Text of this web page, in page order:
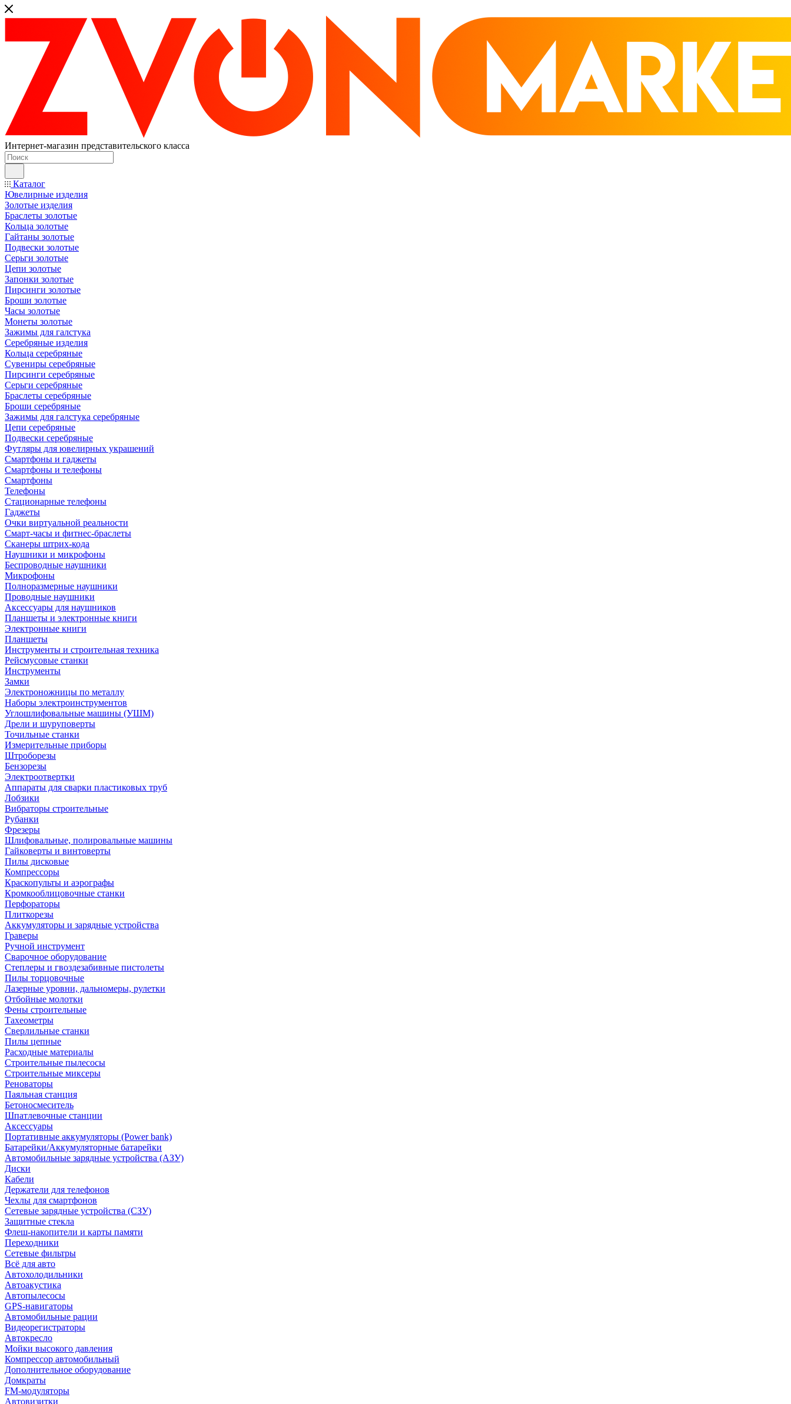
Интернет-магазин представительского класса
Каталог
Ювелирные изделия
Золотые изделия
Браслеты золотые
Кольца золотые
Гайтаны золотые
Подвески золотые
Серьги золотые
Цепи золотые
Запонки золотые
Пирсинги золотые
Броши золотые
Часы золотые
Монеты золотые
Зажимы для галстука
Серебряные изделия
Кольца серебряные
Сувениры серебряные
Пирсинги серебряные
Серьги серебряные
Браслеты серебряные
Броши серебряные
Зажимы для галстука серебряные
Цепи серебряные
Подвески серебряные
Футляры для ювелирных украшений
Смартфоны и гаджеты
Смартфоны и телефоны
Смартфоны
Телефоны
Стационарные телефоны
Гаджеты
Очки виртуальной реальности
Смарт-часы и фитнес-браслеты
Сканеры штрих-кода
Наушники и микрофоны
Беспроводные наушники
Микрофоны
Полноразмерные наушники
Проводные наушники
Аксессуары для наушников
Планшеты и электронные книги
Электронные книги
Планшеты
Инструменты и строительная техника
Рейсмусовые станки
Инструменты
Замки
Электроножницы по металлу
Наборы электроинструментов
Углошлифовальные машины (УШМ)
Дрели и шуруповерты
Точильные станки
Измерительные приборы
Штроборезы
Бензорезы
Электроотвертки
Аппараты для сварки пластиковых труб
Лобзики
Вибраторы строительные
Рубанки
Фрезеры
Шлифовальные, полировальные машины
Гайковерты и винтоверты
Пилы дисковые
Компрессоры
Краскопульты и аэрографы
Кромкооблицовочные станки
Перфораторы
Плиткорезы
Аккумуляторы и зарядные устройства
Граверы
Ручной инструмент
Сварочное оборудование
Степлеры и гвоздезабивные пистолеты
Пилы торцовочные
Лазерные уровни, дальномеры, рулетки
Отбойные молотки
Фены строительные
Тахеометры
Сверлильные станки
Пилы цепные
Расходные материалы
Строительные пылесосы
Строительные миксеры
Реноваторы
Паяльная станция
Бетоносмеситель
Шпатлевочные станции
Аксессуары
Портативные аккумуляторы (Power bank)
Батарейки/Аккумуляторные батарейки
Автомобильные зарядные устройства (АЗУ)
Диски
Кабели
Держатели для телефонов
Чехлы для смартфонов
Сетевые зарядные устройства (СЗУ)
Защитные стекла
Флеш-накопители и карты памяти
Переходники
Сетевые фильтры
Всё для авто
Автохолодильники
Автоакустика
Автопылесосы
GPS-навигаторы
Автомобильные рации
Видеорегистраторы
Автокресло
Мойки высокого давления
Компрессор автомобильный
Дополнительное оборудование
Домкраты
FM-модуляторы
Автовизитки